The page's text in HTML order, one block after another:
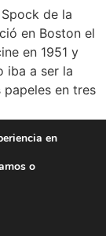
de la
en Boston el
en 1951 y
iba a ser la
en tres
en
o